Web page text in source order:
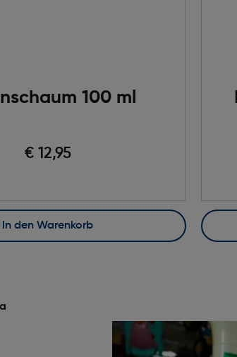
100 ml
€ 12,95
In den Warenkorb